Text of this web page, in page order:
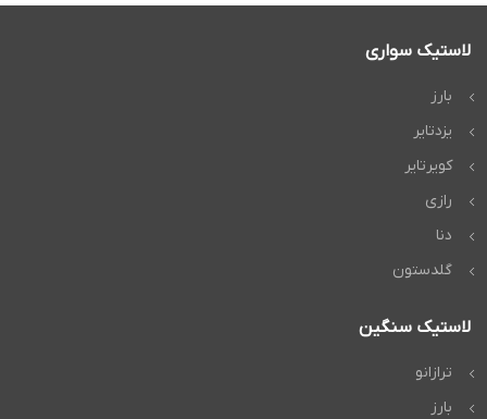
لاستیک سواری
بارز
یزدتایر
کویرتایر
رازی
دنا
گلدستون
لاستیک سنگین
ترازانو
بارز